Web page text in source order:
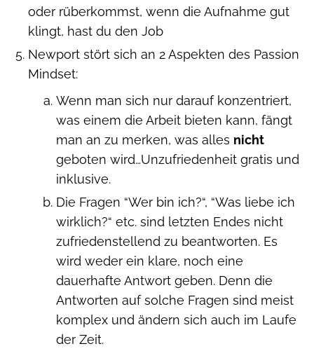
oder rüberkommst, wenn die Aufnahme gut
klingt, hast du den Job
Newport stört sich an 2 Aspekten des Passion
Mindset:
Wenn man sich nur darauf konzentriert,
was einem die Arbeit bieten kann, fängt
man an zu merken, was alles nicht
geboten wird…Unzufriedenheit gratis und
inklusive.
Die Fragen “Wer bin ich?“, “Was liebe ich
wirklich?“ etc. sind letzten Endes nicht
zufriedenstellend zu beantworten. Es
wird weder ein klare, noch eine
dauerhafte Antwort geben. Denn die
Antworten auf solche Fragen sind meist
komplex und ändern sich auch im Laufe
der Zeit.